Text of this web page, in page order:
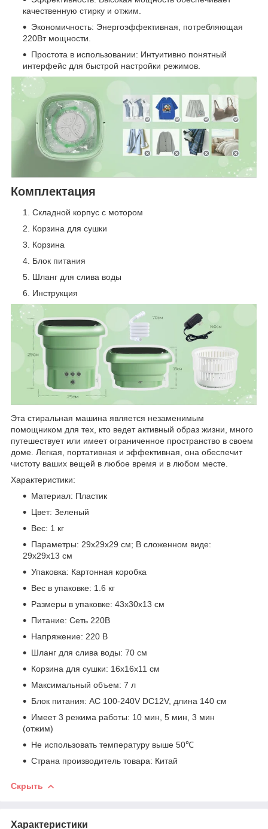
качественную стирку и отжим.
Экономичность: Энергоэффективная, потребляющая
220Вт мощности.
Простота в использовании: Интуитивно понятный
интерфейс для быстрой настройки режимов.
Комплектация
Складной корпус с мотором
Корзина для сушки
Корзина
Блок питания
Шланг для слива воды
Инструкция
Эта стиральная машина является незаменимым
помощником для тех, кто ведет активный образ жизни, много
путешествует или имеет ограниченное пространство в своем
доме. Легкая, портативная и эффективная, она обеспечит
чистоту ваших вещей в любое время и в любом месте.
Характеристики:
Материал: Пластик
Цвет: Зеленый
Вес: 1 кг
Параметры: 29х29х29 см; В сложенном виде:
29х29х13 см
Упаковка: Картонная коробка
Вес в упаковке: 1.6 кг
Размеры в упаковке: 43х30х13 см
Питание: Сеть 220В
Напряжение: 220 В
Шланг для слива воды: 70 см
Корзина для сушки: 16х16х11 см
Максимальный объем: 7 л
Блок питания: AC 100-240V DC12V, длина 140 см
Имеет 3 режима работы: 10 мин, 5 мин, 3 мин
(отжим)
Не использовать температуру выше 50℃
Страна производитель товара: Китай
Скрыть
Характеристики